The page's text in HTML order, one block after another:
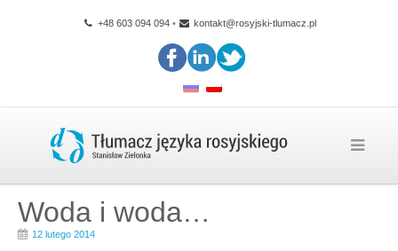
+48 603 094 094• kontakt@rosyjski-tlumacz.pl
Woda i woda…
12 lutego 2014